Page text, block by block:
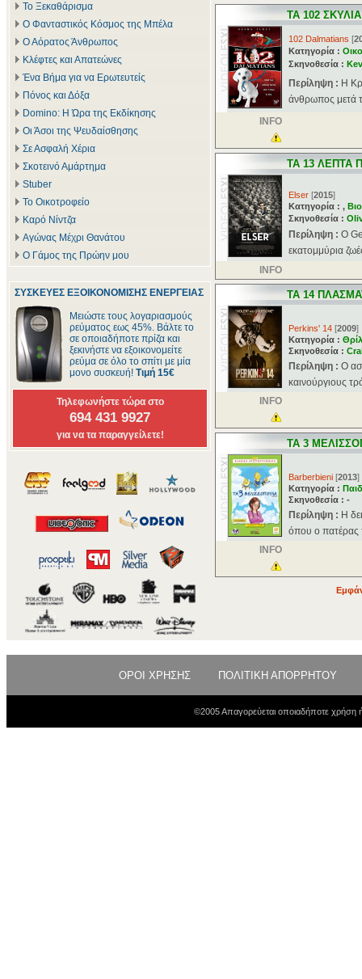
Το Ξεκαθάρισμα
Ο Φανταστικός Κόσμος της Μπέλα
Ο Αόρατος Άνθρωπος
Κλέφτες και Απατεώνες
Ένα Βήμα για να Ερωτευτείς
Πόνος και Δόξα
Domino: Η Ώρα της Εκδίκησης
Οι Άσοι της Ψευδαίσθησης
Σε Ασφαλή Χέρια
Σκοτεινό Αμάρτημα
Stuber
Το Οικοτροφείο
Καρό Νίντζα
Αγώνας Μέχρι Θανάτου
Ο Γάμος της Πρώην μου
ΣΥΣΚΕΥΕΣ ΕΞΟΙΚΟΝΟΜΙΣΗΣ ΕΝΕΡΓΕΙΑΣ
Μειώστε τους λογαριασμούς
ρεύματος εως 45%. Βάλτε το
σε οποιαδήποτε πρίζα και
ξεκινήστε να εξοικονομείτε
ρεύμα σε όλο το σπίτι με μία
μονο συσκευή! Τιμή 15€
Τηλεφωνήστε τώρα στο
694 431 9927
για να τα παραγγείλετε!
ΤΑ 102
102 Dalmatians [
Κατηγορία :
Σκηνοθεσία :
Περίληψη : Η
άνθρωπος μετά
INFO
ΤΑ 13 ΛΕΠΤΑ
Elser [2015]
Κατηγορία : ,
Σκηνοθεσία :
Περίληψη : Ο
εκατομμύρια
INFO
ΤΑ 14
Perkins' 14 [2009]
Κατηγορία :
Σκηνοθεσία :
Περίληψη : Ο
καινούργιους
INFO
ΤΑ 3
Barberbieni [2013]
Κατηγορία :
Σκηνοθεσία : -
Περίληψη : Η
όπου ο πατέρας
INFO
ΟΡΟΙ ΧΡΗΣΗΣ ΠΟΛΙΤΙΚΗ ΑΠΟΡΡΗΤΟΥ
©2005 Απαγορεύεται οποιαδήποτε χρήση